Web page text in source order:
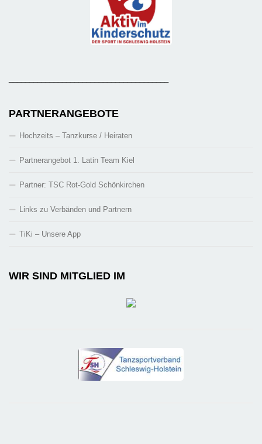
PARTNERANGEBOTE
Hochzeits – Tanzkurse / Heiraten
Partnerangebot 1. Latin Team Kiel
Partner: TSC Rot-Gold Schönkirchen
Links zu Verbänden und Partnern
TiKi – Unsere App
WIR SIND MITGLIED IM